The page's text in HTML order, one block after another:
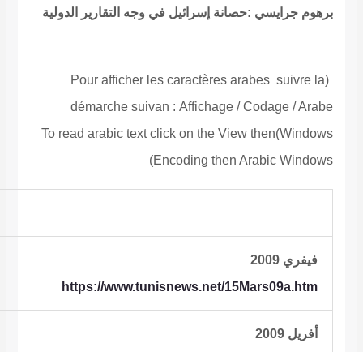
برهوم جرايسي :حصانة إسرائيل في وجه التقارير الدولية
(
Pour afficher les caractères arabes suivre la
démarche suivan : Affichage / Codage / Arabe
Windows)
To read arabic text click on the View then
Encoding then Arabic Windows)
فيفري 2009
https://www.tunisnews.net/15Mars09a.htm
أفريل 2009